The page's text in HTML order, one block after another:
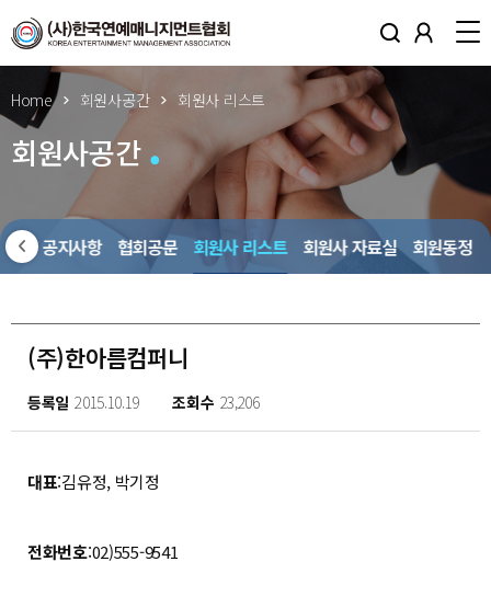
Home 회원사공간 회원사 리스트
회원사공간
원사 공지사항 협회공문 회원사 리스트 회원사 자료실 회원동정
(주)한아름컴퍼니
등록일 2015.10.19 조회수 23,206
대표:김유정, 박기정
전화번호:02)555-9541